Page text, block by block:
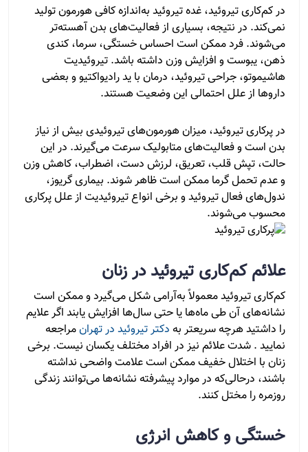
در کم‌کاری تیروئید، غده تیروئید به‌اندازه کافی هورمون تولید
نمی‌کند. در نتیجه، بسیاری از فعالیت‌های بدن آهسته‌تر
می‌شوند. فرد ممکن است احساس خستگی، سرما، کندی
ذهن، یبوست و افزایش وزن داشته باشد. تیروئیدیت
هاشیموتو، جراحی تیروئید، درمان با ید رادیواکتیو و بعضی
داروها از علل احتمالی این وضعیت هستند.
در پرکاری تیروئید، میزان هورمون‌های تیروئیدی بیش از نیاز
بدن است و فعالیت‌های متابولیک سرعت می‌گیرند. در این
حالت، تپش قلب، تعریق، لرزش دست، اضطراب، کاهش وزن
و عدم تحمل گرما ممکن است ظاهر شوند. بیماری گریوز،
ندول‌های فعال تیروئید و برخی انواع تیروئیدیت از علل پرکاری
محسوب می‌شوند.
علائم کم‌کاری تیروئید در زنان
کم‌کاری تیروئید معمولاً به‌آرامی شکل می‌گیرد و ممکن است
نشانه‌های آن طی ماه‌ها یا حتی سال‌ها افزایش یابند اگر علایم
را داشتید هرچه سریعتر به دکتر تیروئيد در تهرانمراجعه
نمایید . شدت علائم نیز در افراد مختلف یکسان نیست. برخی
زنان با اختلال خفیف ممکن است علامت واضحی نداشته
باشند، درحالی‌که در موارد پیشرفته نشانه‌ها می‌توانند زندگی
روزمره را مختل کنند.
خستگی و کاهش انرژی